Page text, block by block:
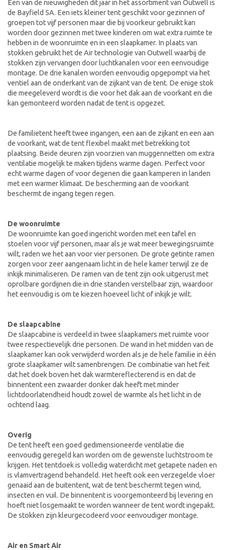
Een van de nieuwigheden dit jaar in het assortiment van Outwell is
de Bayfield 5A. Een iets kleiner tent geschikt voor gezinnen of
groepen tot vijf personen maar die bij voorkeur gebruikt kan
worden door gezinnen met twee kinderen om wat extra ruimte te
hebben in de woonruimte en in een slaapkamer. In plaats van
stokken gebruikt het de Air technologie van Outwell waarbij de
stokken zijn vervangen door luchtkanalen voor een eenvoudige
montage. De drie kanalen worden eenvoudig opgepompt via het
ventiel aan de onderkant van de zijkant van de tent. De enige stok
die meegeleverd wordt is die voor het dak aan de voorkant en die
kan gemonteerd worden nadat de tent is opgezet.
De familietent heeft twee ingangen, een aan de zijkant en een aan
de voorkant, wat de tent flexibel maakt met betrekking tot
plaatsing. Beide deuren zijn voorzien van muggennetten om extra
ventilatie mogelijk te maken tijdens warme dagen. Perfect voor
echt warme dagen of voor degenen die gaan kamperen in landen
met een warmer klimaat. De bescherming aan de voorkant
beschermt de ingang tegen regen.
De woonruimte
De woonruimte kan goed ingericht worden met een tafel en
stoelen voor vijf personen, maar als je wat meer bewegingsruimte
wilt, raden we het aan voor vier personen. De grote getinte ramen
zorgen voor zeer aangenaam licht in de hele kamer terwijl ze de
inkijk minimaliseren. De ramen van de tent zijn ook uitgerust met
oprolbare gordijnen die in drie standen verstelbaar zijn, waardoor
het eenvoudig is om te kiezen hoeveel licht of inkijk je wilt.
De slaapcabine
De slaapcabine is verdeeld in twee slaapkamers met ruimte voor
twee respectievelijk drie personen. De wand in het midden van de
slaapkamer kan ook verwijderd worden als je de hele familie in één
grote slaapkamer wilt samenbrengen. De combinatie van het feit
dat het doek boven het dak warmtereflecterend is en dat de
binnentent een zwaarder donker dak heeft met minder
lichtdoorlatendheid houdt zowel de warmte als het licht in de
ochtend laag.
Overig
De tent heeft een goed gedimensioneerde ventilatie die
eenvoudig geregeld kan worden om de gewenste luchtstroom te
krijgen. Het tentdoek is volledig waterdicht met getapete naden en
is vlamvertragend behandeld. Het heeft ook een verzegelde vloer
genaaid aan de buitentent, wat de tent beschermt tegen wind,
insecten en vuil. De binnentent is voorgemonteerd bij levering en
hoeft niet losgemaakt te worden wanneer de tent wordt ingepakt.
De stokken zijn kleurgecodeerd voor eenvoudiger montage.
Air en Smart Air